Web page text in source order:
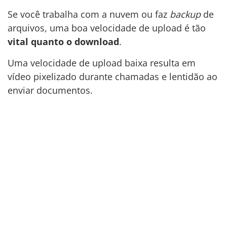
Se você trabalha com a nuvem ou faz backupde
arquivos, uma boa velocidade de upload é tão
vital quanto o download.
Uma velocidade de upload baixa resulta em
vídeo pixelizado durante chamadas e lentidão ao
enviar documentos.